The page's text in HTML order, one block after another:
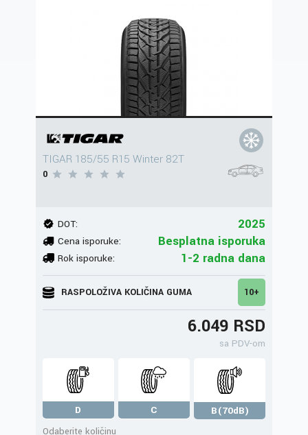
TIGAR 185/55 R15 Winter 82T
0
DOT: 2025
Cena isporuke: Besplatna isporuka
Rok isporuke: 1-2 radna dana
RASPOLOŽIVA KOLIČINA GUMA 10+
6.049 RSD
sa PDV-om
D C
B(70dB)
Odaberite količinu